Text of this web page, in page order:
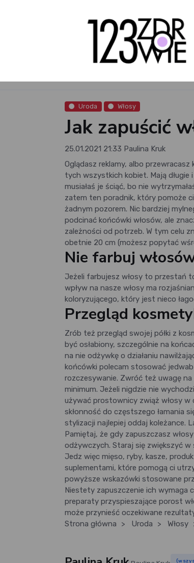
Uroda Włosy
Jak zapuścić
25.01.2021 21:33 Paulina Kruk
Oglądasz reklamy, albo
tych wszystkich kobiet. Mają długie
musiałaś je ściąć, bo nie
zatem ten poradnik, który pomoże
żadnym pozorem. Nic bardziej
podcinać końcówki włosów, ale
zależności od potrzeb. W tym celu
obetnie 20 cm (możesz popytać
Nie farbuj
Jeżeli farbujesz włosy to przestań
wpływ na nasze włosy ma
koloryzującego, który jest nieco
Przegląd
Zrób też przegląd swojej półki z
być osłabiony, szczególnie na
na nie odżywkę o działaniu
końcówki polecam stosować
rozczesywanie. Zwróć też uwagę
minimum. Jeżeli nigdzie nie
używać prostownicy zwiąż włosy w
skłonność do częstszego łamania
stylizacji najlepiej oddaj koleżance.
Pamiętaj, że gdy zapuszczasz
odżywczych. Staraj się zwiększyć w
Jedz więc mięso, ryby, kasze,
suplementami, które pomogą ci
powyższe wskazówki stosowane
Niestety zapuszczenie ich wymaga
preparaty przyspieszające porost
może przynieść oczekiwane
Strona główna
> Uroda > Włosy